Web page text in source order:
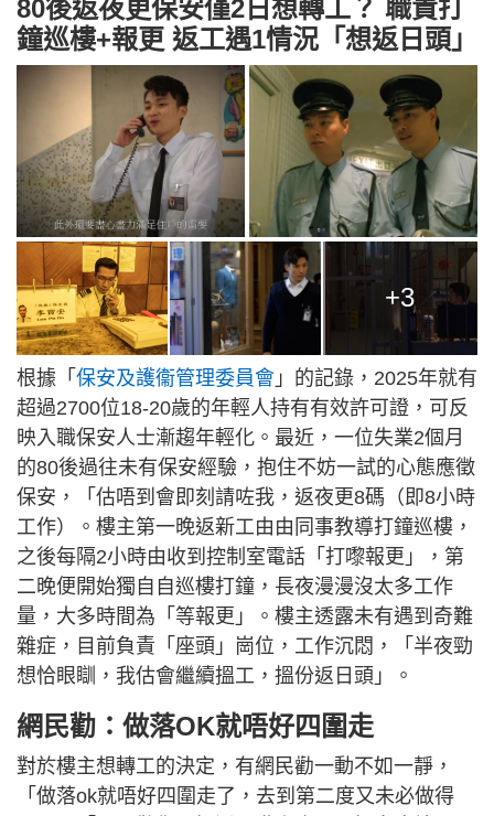
80後返夜更保安僅2日想轉工？ 職責打
鐘巡樓+報更 返工遇1情況「想返日頭」
+3
根據「 保安及護衞管理委員會 」的記錄，2025年就有
超過2700位18-20歲的年輕人持有有效許可證，可反
映入職保安人士漸趨年輕化。最近，一位失業2個月
的80後過往未有保安經驗，抱住不妨一試的心態應徵
保安，「估唔到會即刻請咗我，返夜更8碼（即8小時
工作）。樓主第一晚返新工由由同事教導打鐘巡樓，
之後每隔2小時由收到控制室電話「打嚟報更」，第
二晚便開始獨自自巡樓打鐘，長夜漫漫沒太多工作
量，大多時間為「等報更」。樓主透露未有遇到奇難
雜症，目前負責「座頭」崗位，工作沉悶，「半夜勁
想恰眼瞓，我估會繼續搵工，搵份返日頭」。
網民勸：做落OK就唔好四圍走
對於樓主想轉工的決定，有網民勸一動不如一靜，
「做落ok就唔好四圍走了，去到第二度又未必做得